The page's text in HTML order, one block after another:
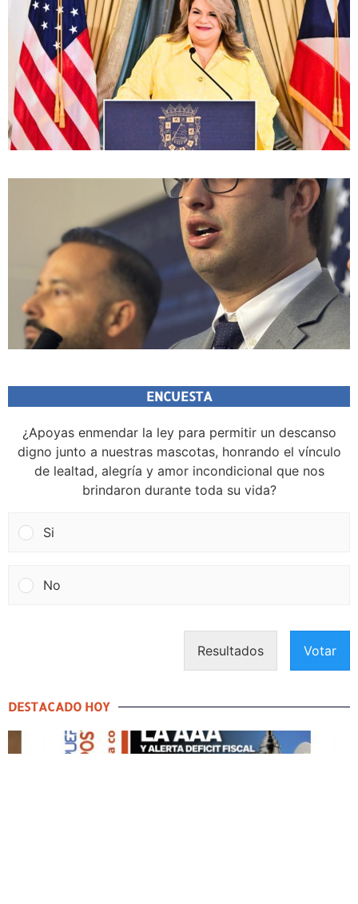
ENCUESTA
¿Apoyas enmendar la ley para permitir un descanso
digno junto a nuestras mascotas, honrando el vínculo
de lealtad, alegría y amor incondicional que nos
brindaron durante toda su vida?
Si
No
Resultados Votar
DESTACADO HOY